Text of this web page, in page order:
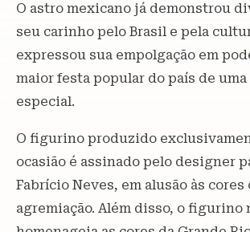
O astro mexicano já demonstrou
seu carinho pelo Brasil e pela
expressou sua empolgação em
maior festa popular do país de uma
especial.
O figurino produzido
ocasião é assinado pelo designer
Fabrício Neves, em alusão às
agremiação. Além disso, o figurino